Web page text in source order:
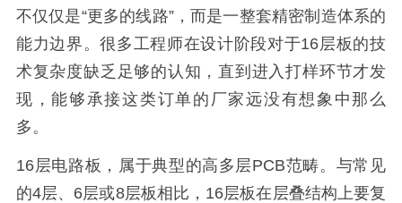
不仅仅是“更多的线路”，而是一整套精密制造体系的
能力边界。很多工程师在设计阶段对于16层板的技
术复杂度缺乏足够的认知，直到进入打样环节才发
现，能够承接这类订单的厂家远没有想象中那么
多。
16层电路板，属于典型的高多层PCB范畴。与常见
的4层、6层或8层板相比，16层板在层叠结构上要复